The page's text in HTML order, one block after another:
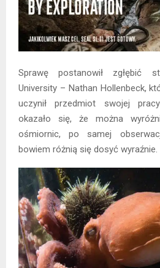
Sprawę postanowił zgłębić
University – Nathan Hollenbeck,
uczynił przedmiot swojej
okazało się, że można
ośmiornic, po samej
bowiem różnią się dosyć wyraźnie.